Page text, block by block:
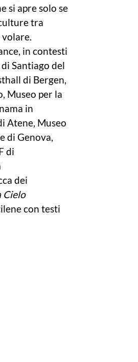
si apre solo se
tra
in contesti
Santiago del
di Bergen,
Museo per la
in
Atene, Museo
di Genova,
di
dei
Cielo
con testi